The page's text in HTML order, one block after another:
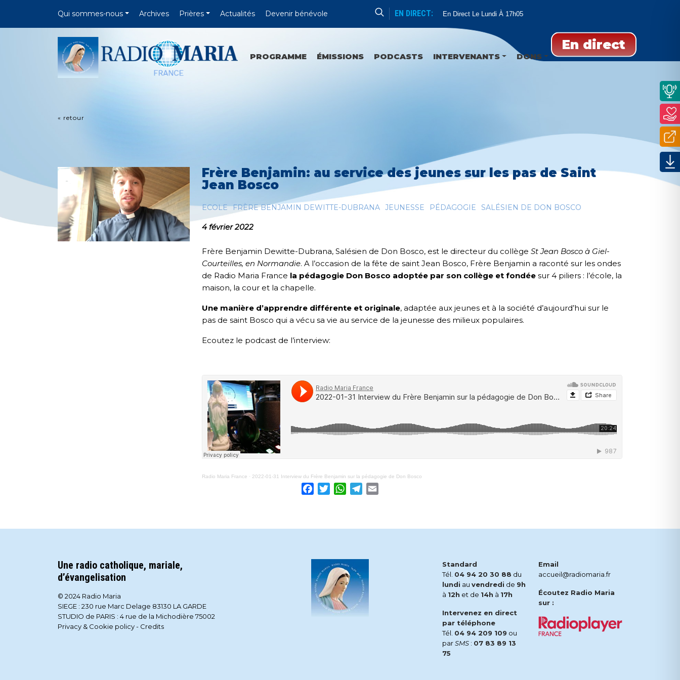
Qui sommes-nous Archives Prières Actualités Devenir bénévole EN DIRECT:
Sanctuaires Et Communautés En Direct Le Lundi À 17h05
En direct
PROGRAMME ÉMISSIONS PODCASTS INTERVENANTS DONS
« retour
Frère Benjamin: au service des jeunes sur les pas de Saint
Jean Bosco
ECOLE FRÈRE BENJAMIN DEWITTE-DUBRANA JEUNESSE PÉDAGOGIE SALÉSIEN DE DON BOSCO
4 février 2022
Frère Benjamin Dewitte-Dubrana, Salésien de Don Bosco, est le directeur du collège St Jean Bosco à Giel-
Courteilles, en Normandie. A l’occasion de la fête de saint Jean Bosco, Frère Benjamin a raconté sur les ondes
de Radio Maria France la pédagogie Don Bosco adoptée par son collège et fondée sur 4 piliers : l’école, la
maison, la cour et la chapelle.
Une manière d’apprendre différente et originale, adaptée aux jeunes et à la société d’aujourd’hui sur le
pas de saint Bosco qui a vécu sa vie au service de la jeunesse des milieux populaires.
Ecoutez le podcast de l’interview:
Radio Maria France · 2022-01-31 Interview du Frère Benjamin sur la pédagogie de Don Bosco
Facebook
TwitterWhatsApp
Telegram
Une radio catholique, mariale,
d’évangelisation
© 2024 Radio Maria
SIEGE : 230 rue Marc Delage 83130 LA GARDE
STUDIO de PARIS : 4 rue de la Michodière 75002
Privacy & Cookie policy- Credits
Standard
Tél. 04 94 20 30 88 du
lundi au vendredi de 9h
à 12h et de 14h à 17h
Intervenez en direct
par téléphone
Tél. 04 94 209 109 ou
parSMS : 07 83 89 13
75
Email
accueil@radiomaria.fr
Écoutez Radio Maria
sur :